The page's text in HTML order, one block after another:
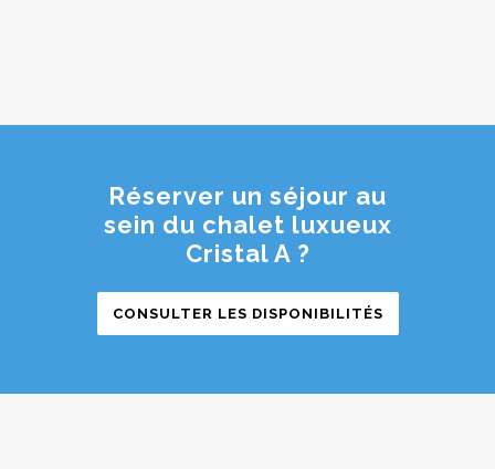
Réserver un séjour au
sein du chalet luxueux
Cristal A ?
CONSULTER LES DISPONIBILITÉS